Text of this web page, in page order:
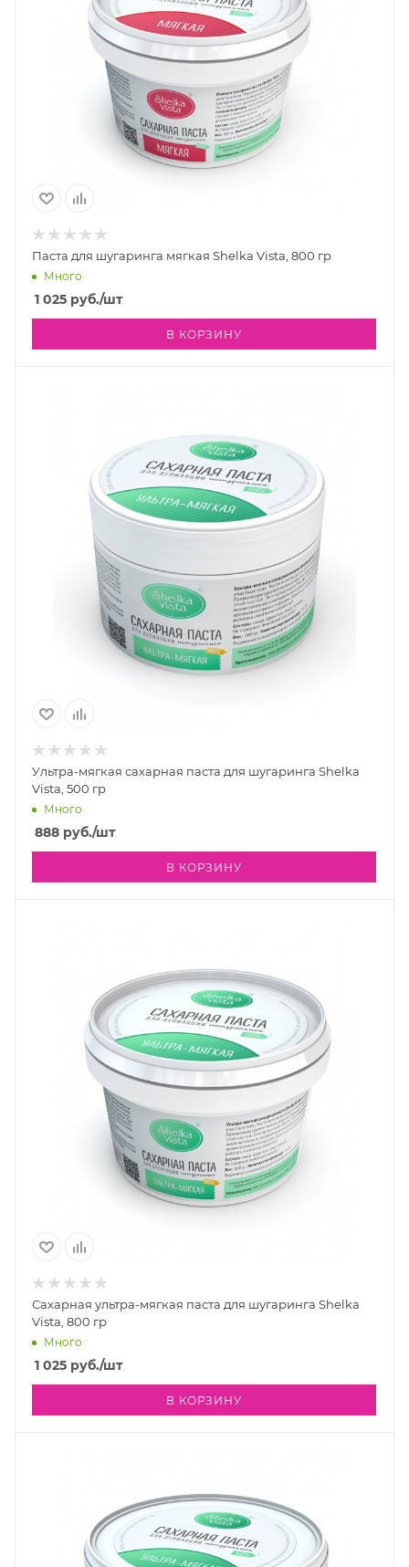
Паста для шугаринга мягкая Shelka Vista, 800 гр
Много
1 025 руб./шт
В КОРЗИНУ
Ультра-мягкая сахарная паста для шугаринга Shelka
Vista, 500 гр
Много
888 руб./шт
В КОРЗИНУ
Сахарная ультра-мягкая паста для шугаринга Shelka
Vista, 800 гр
Много
1 025 руб./шт
В КОРЗИНУ